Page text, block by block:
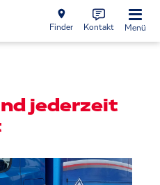
Finder Kontakt Menü
jederzeit